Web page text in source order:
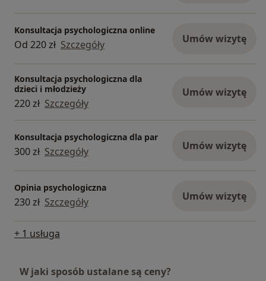
Konsultacja psychologiczna online
Od 220 zł Szczegóły Umów wizytę
Konsultacja psychologiczna dla
dzieci i młodzieży
220 zł Szczegóły
Umów wizytę
Konsultacja psychologiczna dla par
300 zł Szczegóły Umów wizytę
Opinia psychologiczna
230 zł Szczegóły Umów wizytę
+ 1 usługa
W jaki sposób ustalane są ceny?